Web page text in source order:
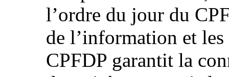
l’ordre du jour du
de l’information et
CPFDP garantit la